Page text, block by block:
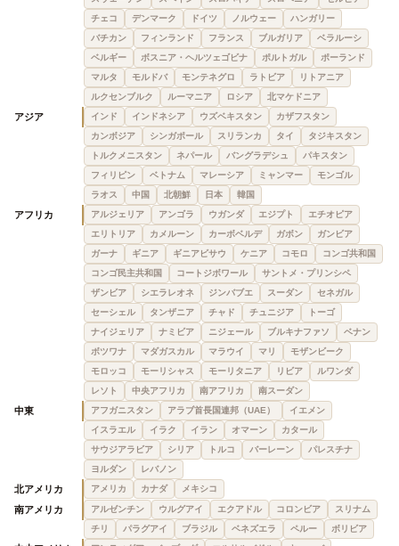
チェコ
デンマーク ドイツ ノルウェー
ハンガリー
バチカン
フィンランド フランス ブルガリア
ベラルーシ
ベルギー
ボスニア・ヘルツェゴビナ ポルトガル
ポーランド
マルタ
モルドバ モンテネグロ ラトビア
リトアニア
ルクセンブルク
ルーマニア ロシア 北マケドニア
アジア インド インドネシア ウズベキスタン
カザフスタン
カンボジア
シンガポール スリランカ タイ
タジキスタン
トルクメニスタン
ネパール バングラデシュ
パキスタン
フィリピン
ベトナム マレーシア ミャンマー
モンゴル
ラオス
中国 北朝鮮 日本 韓国
アフリカ アルジェリア アンゴラ ウガンダ エジプト
エチオピア
エリトリア
カメルーン カーボベルデ ガボン
ガンビア
ガーナ
ギニア ギニアビサウ ケニア コモロ
コンゴ共和国
コンゴ民主共和国
コートジボワール
サントメ・プリンシペ
ザンビア
シエラレオネ ジンバブエ スーダン
セネガル
セーシェル
タンザニア チャド チュニジア
トーゴ
ナイジェリア
ナミビア ニジェール ブルキナファソ
ベナン
ボツワナ
マダガスカル マラウイ マリ
モザンビーク
モロッコ
モーリシャス モーリタニア リビア
ルワンダ
レソト
中央アフリカ 南アフリカ 南スーダン
中東 アフガニスタン アラブ首長国連邦（UAE）
イエメン
イスラエル
イラク イラン オマーン
カタール
サウジアラビア
シリア トルコ バーレーン
パレスチナ
ヨルダン
レバノン
北アメリカ アメリカ カナダ メキシコ
南アメリカ アルゼンチン ウルグアイ エクアドル コロンビア
スリナム
チリ
パラグアイ ブラジル ベネズエラ ペルー ボリビア